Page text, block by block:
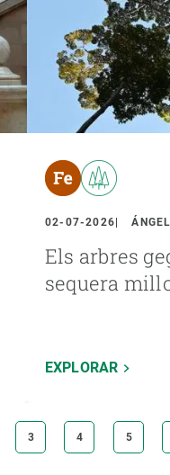
02-07-2026
Els arbres
sequera
EXPLORAR
PÀGINA
3 PÀGINA
4 PÀGINA
5